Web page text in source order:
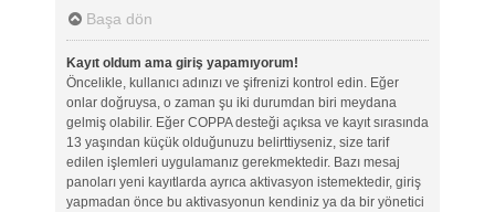
Başa dön
Kayıt oldum ama giriş yapamıyorum!
Öncelikle, kullanıcı adınızı ve şifrenizi kontrol edin. Eğer
onlar doğruysa, o zaman şu iki durumdan biri meydana
gelmiş olabilir. Eğer COPPA desteği açıksa ve kayıt sırasında
13 yaşından küçük olduğunuzu belirttiyseniz, size tarif
edilen işlemleri uygulamanız gerekmektedir. Bazı mesaj
panoları yeni kayıtlarda ayrıca aktivasyon istemektedir, giriş
yapmadan önce bu aktivasyonun kendiniz ya da bir yönetici